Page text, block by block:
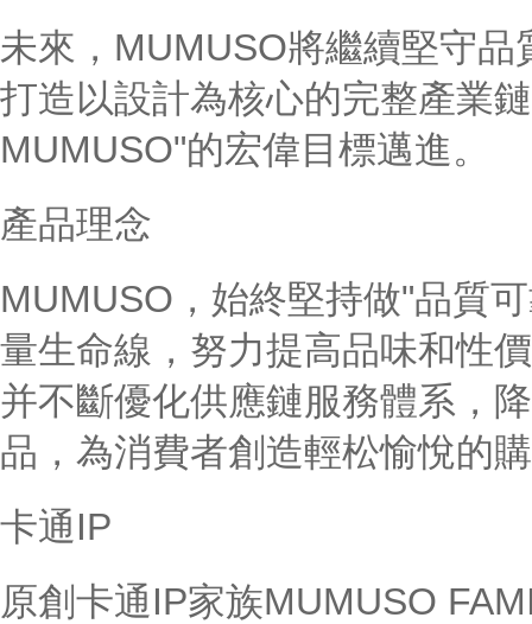
未來，MUMUSO將繼續堅守
打造以設計為核心的完整產業
MUMUSO"的宏偉目標邁進。
產品理念
MUMUSO，始終堅持做"品質
量生命線，努力提高品味和性
并不斷優化供應鏈服務體系，
品，為消費者創造輕松愉悅的
卡通IP
原創卡通IP家族MUMUSO